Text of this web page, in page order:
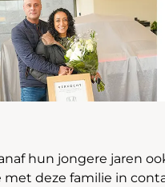
hun jongere jaren
deze familie in